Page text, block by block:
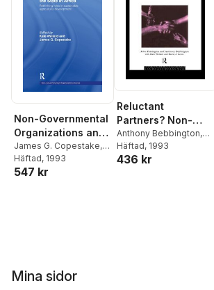
Non-Governmental
Organizations and
the State in Africa
James G. Copestake,
Kate Wellard
Häftad, 1993
547 kr
Reluctant
Partners? Non-
Governmental
Organizations, the
State and
Anthony Bebbington,
John Farrington
J. Lewis,
Häftad, 1993
436 kr
Mina sidor